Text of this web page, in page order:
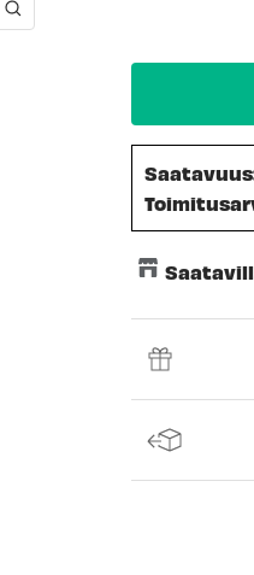
Suurenna
Espoon